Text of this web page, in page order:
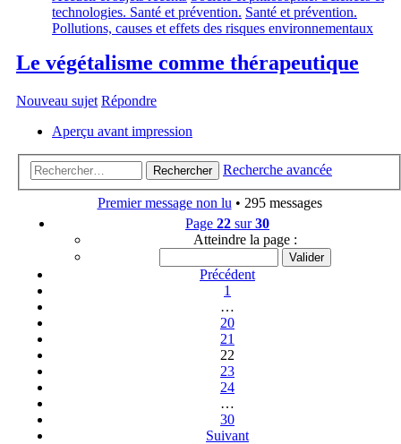
technologies. Santé et prévention. Santé et prévention.
Pollutions, causes et effets des risques environnementaux
Le végétalisme comme thérapeutique
Nouveau sujet Répondre
Aperçu avant impression
Rechercher Recherche avancée
Premier message non lu • 295 messages
Page 22 sur30
Atteindre la page :
Précédent
1
…
20
21
22
23
24
…
30
Suivant